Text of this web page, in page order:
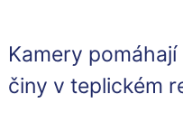
Kamery
činy v teplickém